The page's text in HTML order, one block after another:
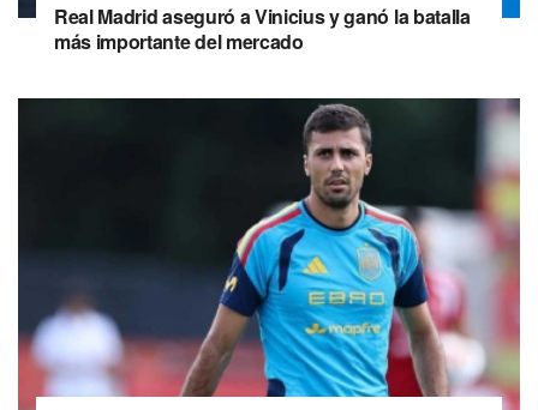
Real Madrid aseguró a Vinicius y ganó la batalla
más importante del mercado